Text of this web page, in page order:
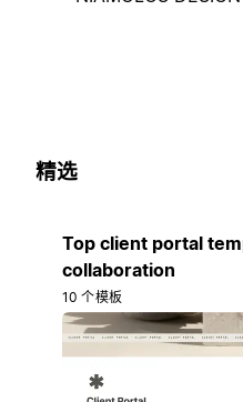
精选
Top client portal
collaboration
10 个模板